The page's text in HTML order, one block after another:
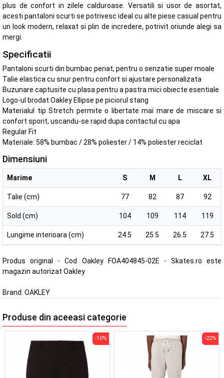
plus de confort in zilele calduroase. Versatili si usor de asortat,
acesti pantaloni scurti se potrivesc ideal cu alte piese casual pentru
un look modern, relaxat si plin de incredere, potrivit oriunde alegi sa
mergi.
Specificatii
Pantaloni scurti din bumbac periat, pentru o senzatie super moale
Talie elastica cu snur pentru confort si ajustare personalizata
Buzunare captusite cu plasa pentru a pastra mici obiecte esentiale
Logo-ul brodat Oakley Ellipse pe piciorul stang
Materialul tip Stretch permite o libertate mai mare de miscare si
confort sporit, uscandu-se rapid dupa contactul cu apa
Regular Fit
Materiale: 58% bumbac / 28% poliester / 14% poliester reciclat
Dimensiuni
Marime S M L XL
Talie (cm) 77 82 87 92
Sold (cm) 104 109 114 119
Lungime interioara (cm) 24.5 25.5 26.5 27.5
Produs original - Cod Oakley FOA404845-02E - Skates.ro este
magazin autorizat Oakley
Brand: OAKLEY
Produse din aceeasi categorie
-10% -22%